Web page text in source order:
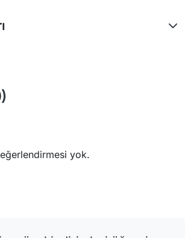
yok.